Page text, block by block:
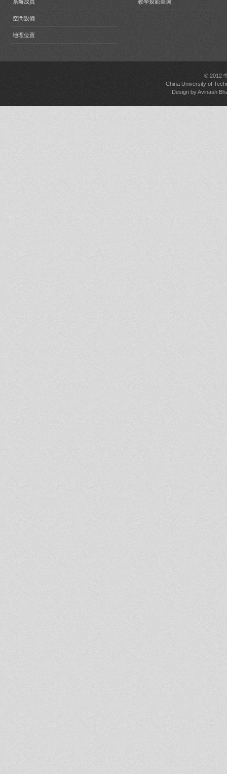
系辦成員
空間設備
地理位置
教學規範查詢
© 2012
China University of
Design byAvinash